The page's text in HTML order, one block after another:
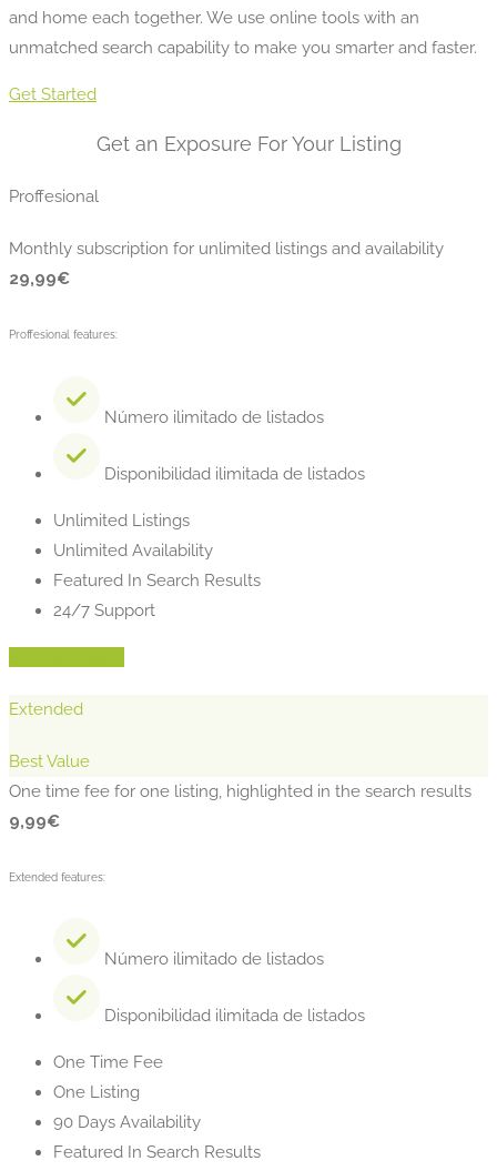
and home each together. We use online tools with an
unmatched search capability to make you smarter and faster.
Get Started
Get an Exposure For Your Listing
Proffesional
Monthly subscription for unlimited listings and availability
29,99€
Proffesional features:
Número ilimitado de listados
Disponibilidad ilimitada de listados
Unlimited Listings
Unlimited Availability
Featured In Search Results
24/7 Support
Extended
Best Value
One time fee for one listing, highlighted in the search results
9,99€
Extended features:
Número ilimitado de listados
Disponibilidad ilimitada de listados
One Time Fee
One Listing
90 Days Availability
Featured In Search Results